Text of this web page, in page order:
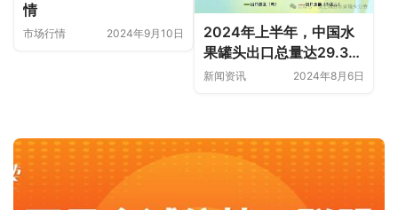
情
市场行情 2024年9月10日
2024年上半年，中国水
果罐头出口总量达29.33
万吨
新闻资讯 2024年8月6日